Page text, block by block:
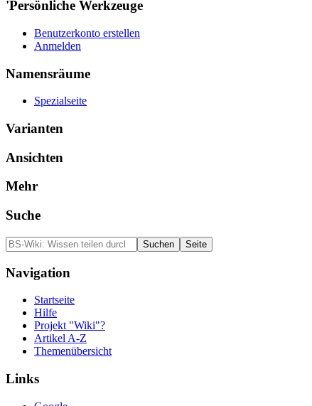
'Persönliche Werkzeuge
Benutzerkonto erstellen
Anmelden
Namensräume
Spezialseite
Varianten
Ansichten
Mehr
Suche
Navigation
Startseite
Hilfe
Projekt "Wiki"?
Artikel A-Z
Themenübersicht
Links